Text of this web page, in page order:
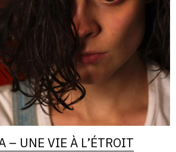
– UNE VIE À L’ÉTROIT